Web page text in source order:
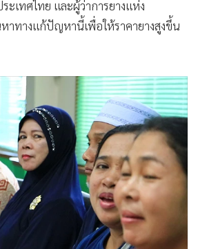
ะเทศไทย และผู้ว่าการยางแห่ง
าทางแก้ปัญหานี้เพื่อให้ราคายางสูงขึ้น